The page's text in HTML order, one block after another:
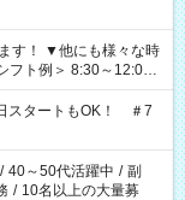
々な時
フト例＞ 8:30～12:00
など
タートもOK！ ＃7
/ 40～50代活躍中 / 副
/ 10名以上の大量募